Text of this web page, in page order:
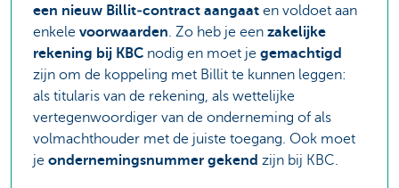
een nieuw Billit‑contract aangaat en voldoet aan
enkele voorwaarden. Zo heb je een zakelijke
rekening bij KBC nodig en moet je gemachtigd
zijn om de koppeling met Billit te kunnen leggen:
als titularis van de rekening, als wettelijke
vertegenwoordiger van de onderneming of als
volmachthouder met de juiste toegang. Ook moet
je ondernemingsnummer gekend zijn bij KBC.